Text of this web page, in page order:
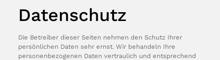
Datenschutz
Die Betreiber dieser Seiten nehmen den Schutz Ihrer
persönlichen Daten sehr ernst. Wir behandeln Ihre
personenbezogenen Daten vertraulich und entsprechend